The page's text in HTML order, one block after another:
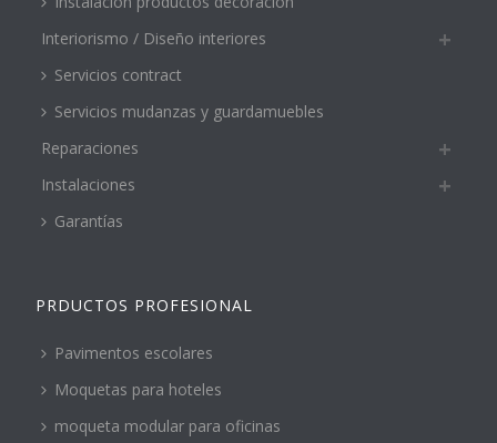
Interiorismo / Diseño interiores
Servicios contract
Servicios mudanzas y guardamuebles
Reparaciones
Instalaciones
Garantías
PRDUCTOS PROFESIONAL
Pavimentos escolares
Moquetas para hoteles
moqueta modular para oficinas